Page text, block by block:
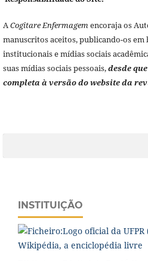
ACogitare Enfermagemencoraja os
manuscritos aceitos, publicando-os
institucionais e mídias sociais
suas mídias sociais pessoais,desde
completa à versão do website da
INSTITUIÇÃO